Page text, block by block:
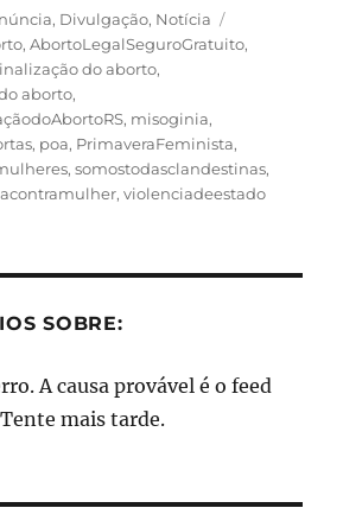
, Divulgação, Notícia
,AbortoLegalSeguroGratuito,
do aborto,
aborto,
, misoginia,
, poa, PrimaveraFeminista,
,somostodasclandestinas,
,violenciadeestado
SOBRE:
A causa provável é o feed
mais tarde.